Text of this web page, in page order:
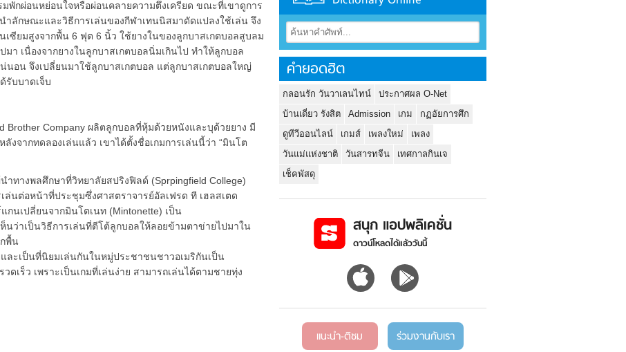
มพักผ่อนหย่อนใจหรือผ่อนคลายความตึงเครียด ขณะที่เขาดูการ
ลักษณะและวิธีการเล่นของกีฬาเทนนิสมาดัดแปลงใช้เล่น จึง
เซียมสูงจากพื้น 6 ฟุต 6 นิ้ว ใช้ยางในของลูกบาสเกตบอลสูบลม
เนื่องจากยางในลูกบาสเกตบอลนิ่มเกินไป ทำให้ลูกบอล
นอน จึงเปลี่ยนมาใช้ลูกบาสเกตบอล แต่ลูกบาสเกตบอลใหญ่
รับบาดเจ็บ
Brother Company ผลิตลูกบอลที่หุ้มด้วยหนังและบุด้วยยาง มี
งจากทดลองเล่นแล้ว เขาได้ตั้งชื่อเกมการเล่นนี้ว่า “มินโต
างพลศึกษาที่วิทยาลัยสปริงฟิลด์ (Sprpingfield College)
ล่นต่อหน้าที่ประชุมซึ่งศาสตราจารย์อัลเฟรด ที เฮลสเตด
กนเปลี่ยนจากมินโตเนท (Mintonette) เป็น
ห็นว่าเป็นวิธีการเล่นที่ตีโต้ลูกบอลให้ลอยข้ามตาข่ายไปมาใน
พื้น
ะเป็นที่นิยมเล่นกันในหมู่ประชาชนชาวอเมริกันเป็น
ดเร็ว เพราะเป็นเกมที่เล่นง่าย สามารถเล่นได้ตามชายทุ่ง
คำยอดฮิต
กลอนรัก วันวาเลนไทน์
ประกาศผล O-Net
บ้านเดี่ยว รังสิต
Admission เกม
กฏอัยการศึก
ดูทีวีออนไลน์
เกมส์ เพลงใหม่
เพลง
วันแม่แห่งชาติ
วันสารทจีน
เทศกาลกินเจ
เช็คพัสดุ
สนุก แอปพลิเคชั่น
ดาวน์โหลดได้แล้ววันนี้
แนะนำ-ติชม ร่วมงานกับเรา